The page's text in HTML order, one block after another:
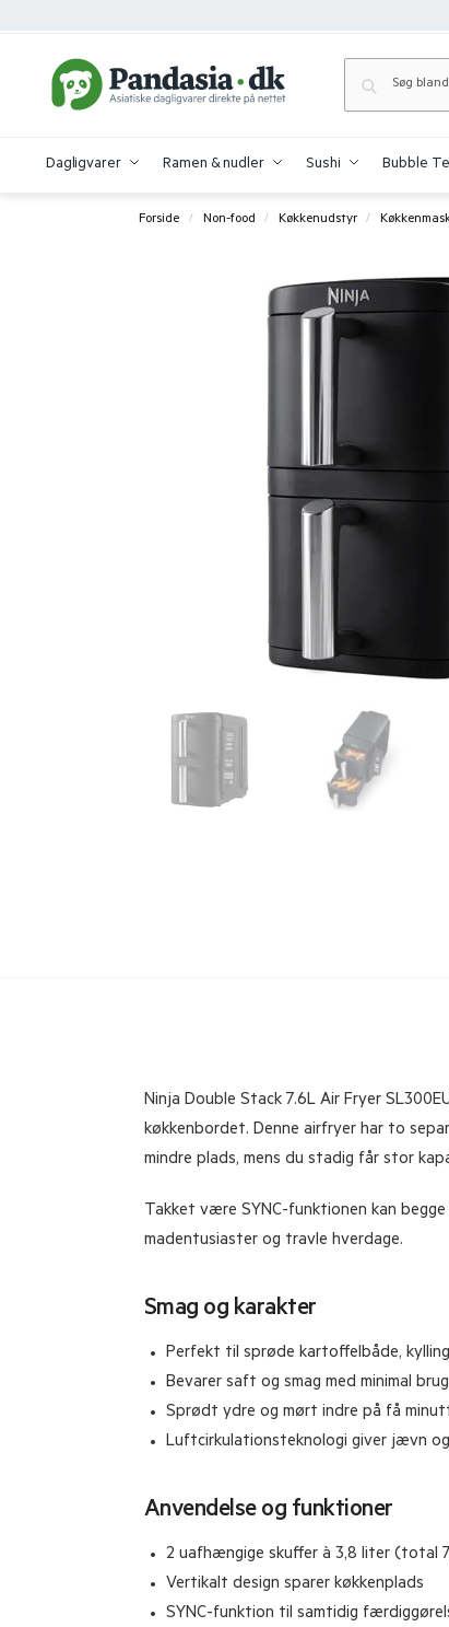
Dagligvarer Ramen & nudler Sushi Bubble
Forside / Non-food / Køkkenudstyr /
Ninja Double Stack 7.6L Air Fryer
køkkenbordet. Denne airfryer har to
mindre plads, mens du stadig får stor
Takket være SYNC-funktionen kan
madentusiaster og travle hverdage.
Smag og karakter
Perfekt til sprøde kartoffelbåde,
Bevarer saft og smag med minimal
Sprødt ydre og mørt indre på få
Luftcirkulationsteknologi giver jævn
Anvendelse og funktioner
2 uafhængige skuffer à 3,8 liter (total
Vertikalt design sparer køkkenplads
SYNC-funktion til samtidig